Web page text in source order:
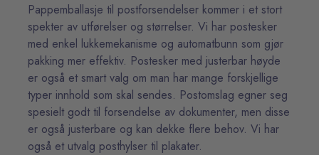
Pappemballasje til postforsendelser kommer i et stort
spekter av utførelser og størrelser. Vi har postesker
med enkel lukkemekanisme og automatbunn som gjør
pakking mer effektiv. Postesker med justerbar høyde
er også et smart valg om man har mange forskjellige
typer innhold som skal sendes. Postomslag egner seg
spesielt godt til forsendelse av dokumenter, men disse
er også justerbare og kan dekke flere behov. Vi har
også et utvalg posthylser til plakater.